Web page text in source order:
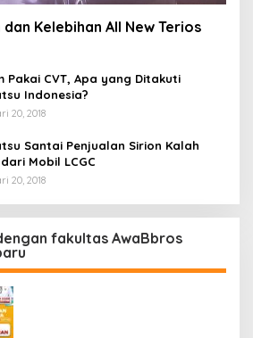
Kelebihan All New Terios
Pakai CVT, Apa yang Ditakuti
Indonesia?
20, 2018
Santai Penjualan Sirion Kalah
Mobil LCGC
20, 2018
fakultas AwaBbros